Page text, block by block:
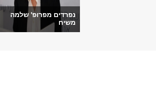
נפרדים מפרופ' שלמה
משיח